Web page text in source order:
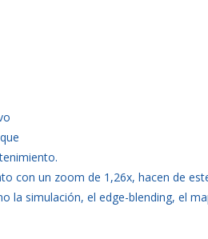
con un zoom de 1,26x, hacen de
la simulación, el edge-blending, el